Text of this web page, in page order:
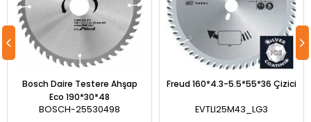
Bosch Daire Testere Ahşap
Eco 190*30*48
BOSCH-25530498
Freud 160*4.3-5.5*55*36 Çizici
EVTLI25M43_LG3